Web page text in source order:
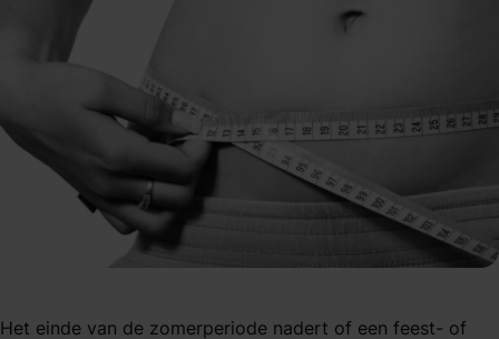
Het einde van de zomerperiode nadert of een feest- of